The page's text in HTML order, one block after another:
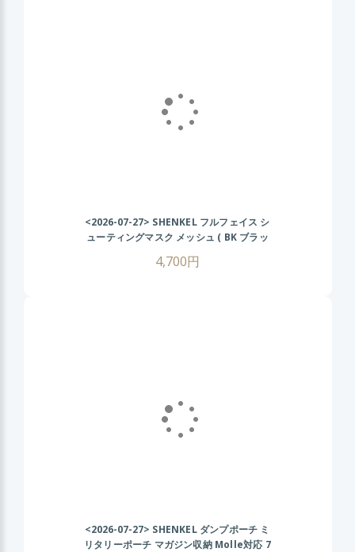
<2026-07-27> SHENKEL フルフェイス シ
ューティングマスク メッシュ ( BK ブラッ
ーム コスプレ
4,700円
<2026-07-27> SHENKEL ダンプポーチ ミ
リタリーポーチ マガジン収納 Molle対応 7